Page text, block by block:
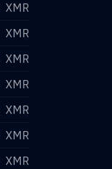
XMR
XMR
XMR
XMR
XMR
XMR
XMR